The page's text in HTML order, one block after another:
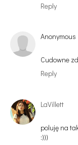
Reply
Anonymous
Cudowne
Reply
LaVillett
poluję na
:)))